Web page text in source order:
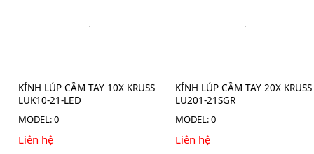
KÍNH LÚP CẦM TAY 10X KRUSS
LUK10-21-LED
MODEL: 0
Liên hệ
KÍNH LÚP CẦM TAY 20X KRUSS
LU201-21SGR
MODEL: 0
Liên hệ